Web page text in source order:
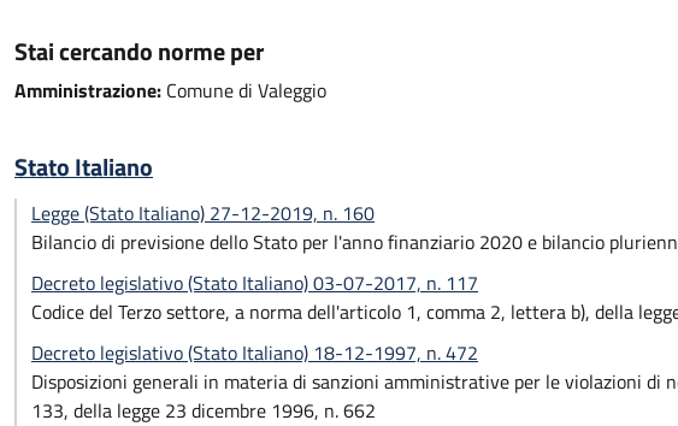
Stai cercando norme per
Amministrazione: Comune di Valeggio
Stato Italiano
Legge (Stato Italiano) 27-12-2019, n. 160
Bilancio di previsione dello Stato per l'anno finanziario 2020 e bilancio
Decreto legislativo (Stato Italiano) 03-07-2017, n. 117
Codice del Terzo settore, a norma dell'articolo 1, comma 2, lettera b), della
Decreto legislativo (Stato Italiano) 18-12-1997, n. 472
Disposizioni generali in materia di sanzioni amministrative per le violazioni di
133, della legge 23 dicembre 1996, n. 662